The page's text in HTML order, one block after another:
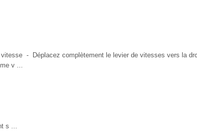
vitesse - Déplacez complètement le levier de vitesses vers la
v ...
s ...